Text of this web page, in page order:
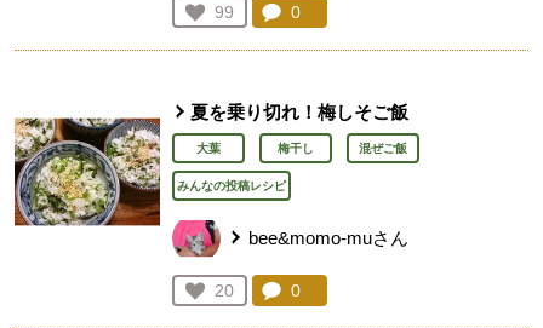
お気に入り登録：
99
人が登録
コメント：
0
夏を乗り切れ！梅しそご飯
大葉 梅干し 混ぜご飯
みんなの投稿レシピ
bee&momo-muさん
お気に入り登録：
20
人が登録
コメント：
0